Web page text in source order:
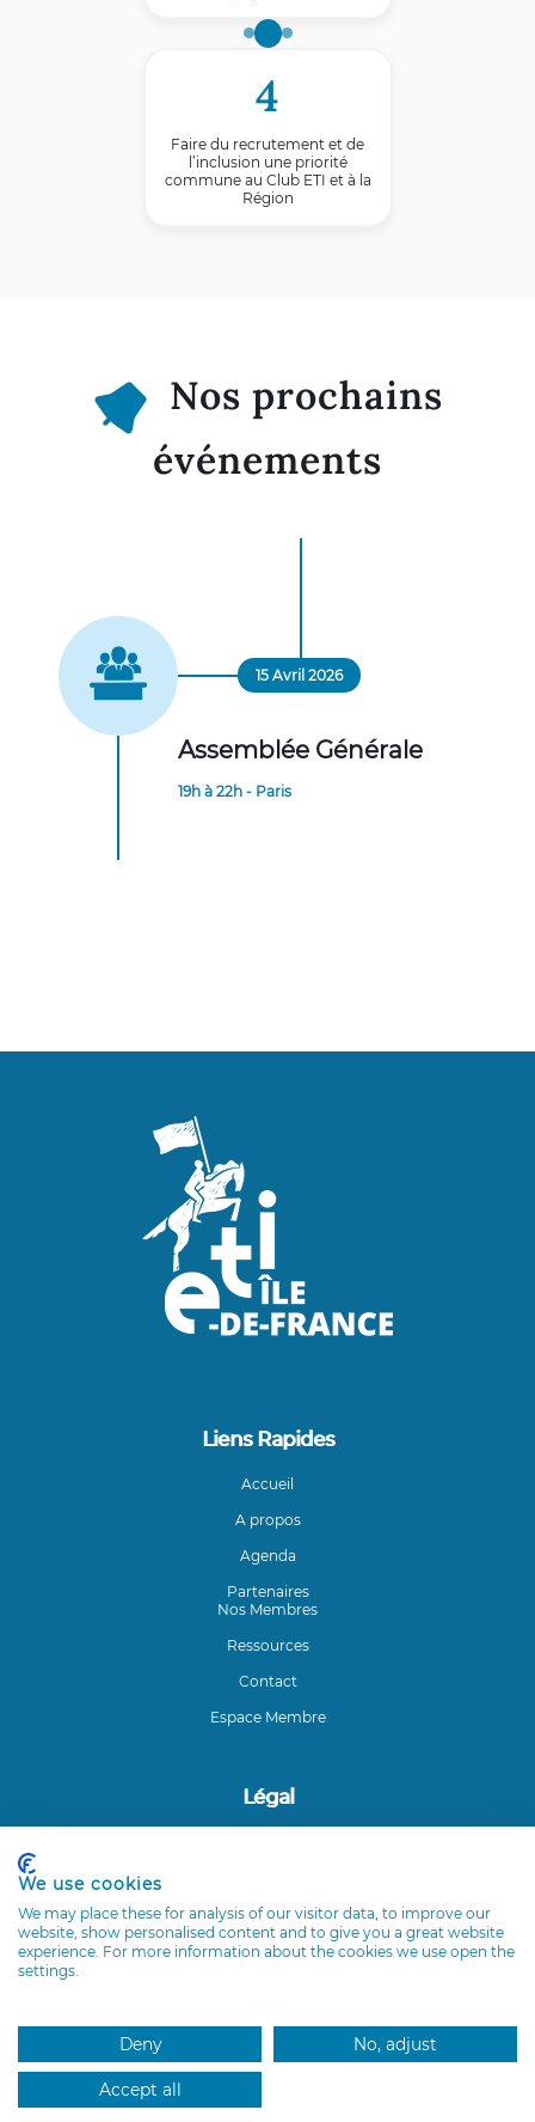
4
Faire du recrutement et de
l’inclusion une priorité
commune au Club ETI et à la
Région
Nos prochains
événements
15 Avril 2026
Assemblée Générale
19h à 22h - Paris
Liens Rapides
Accueil
A propos
Agenda
Partenaires
Nos Membres
Ressources
Contact
Espace Membre
Légal
Coordonnées du Club ETI
Club ETI Île-de-France - 54 Rue de Varenne - 75007 Paris
Suivez-nous sur LinkedIn
We use cookies
We may place these for analysis of our visitor data, to improve our
website, show personalised content and to give you a great website
experience. For more information about the cookies we use open the
settings.
Deny No, adjust
Accept all